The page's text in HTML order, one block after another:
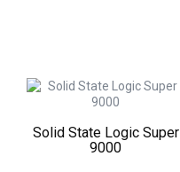
Solid State Logic Super
9000